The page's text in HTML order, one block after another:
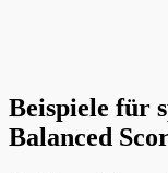
Beispiele für
Balanced